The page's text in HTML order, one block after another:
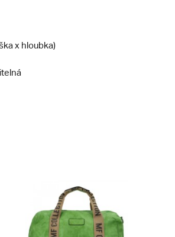
x hloubka)